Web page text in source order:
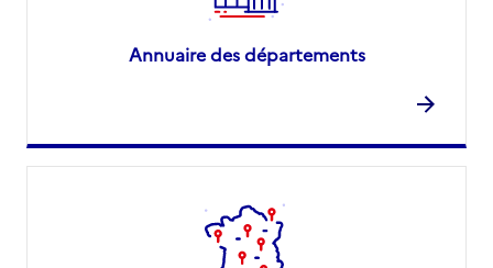
Annuaire des départements